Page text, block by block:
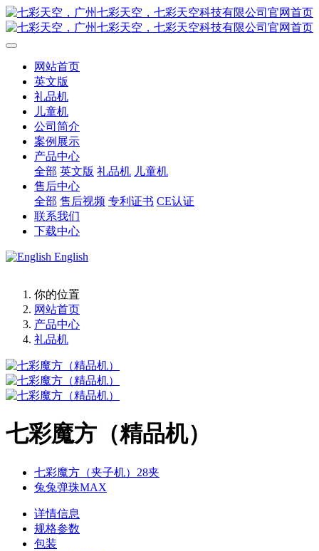
网站首页
英文版
礼品机
儿童机
公司简介
案例展示
产品中心
全部 英文版 礼品机 儿童机
售后中心
全部 售后视频 专利证书 CE认证
联系我们
下载中心
English
你的位置
网站首页
产品中心
礼品机
七彩魔方（精品机）
七彩魔方（夹子机）28夹
兔兔弹珠MAX
详情信息
规格参数
包装